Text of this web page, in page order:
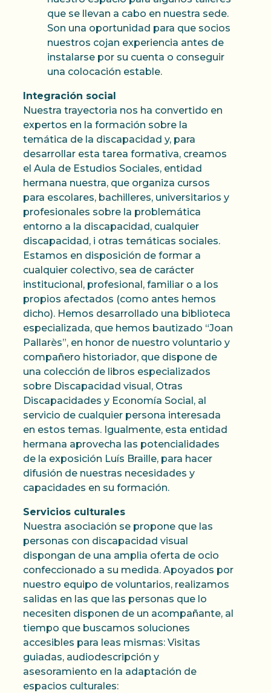
que se llevan a cabo en nuestra sede.
Son una oportunidad para que socios
nuestros cojan experiencia antes de
instalarse por su cuenta o conseguir
una colocación estable.
Integración social
Nuestra trayectoria nos ha convertido en
expertos en la formación sobre la
temática de la discapacidad y, para
desarrollar esta tarea formativa, creamos
el Aula de Estudios Sociales, entidad
hermana nuestra, que organiza cursos
para escolares, bachilleres, universitarios y
profesionales sobre la problemática
entorno a la discapacidad, cualquier
discapacidad, i otras temáticas sociales.
Estamos en disposición de formar a
cualquier colectivo, sea de carácter
institucional, profesional, familiar o a los
propios afectados (como antes hemos
dicho). Hemos desarrollado una biblioteca
especializada, que hemos bautizado “Joan
Pallarès”, en honor de nuestro voluntario y
compañero historiador, que dispone de
una colección de libros especializados
sobre Discapacidad visual, Otras
Discapacidades y Economía Social, al
servicio de cualquier persona interesada
en estos temas. Igualmente, esta entidad
hermana aprovecha las potencialidades
de la exposición Luís Braille, para hacer
difusión de nuestras necesidades y
capacidades en su formación.
Servicios culturales
Nuestra asociación se propone que las
personas con discapacidad visual
dispongan de una amplia oferta de ocio
confeccionado a su medida. Apoyados por
nuestro equipo de voluntarios, realizamos
salidas en las que las personas que lo
necesiten disponen de un acompañante, al
tiempo que buscamos soluciones
accesibles para leas mismas: Visitas
guiadas, audiodescripción y
asesoramiento en la adaptación de
espacios culturales: